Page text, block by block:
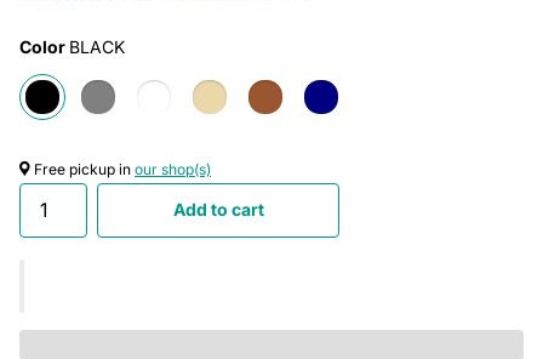
Color BLACK
Free pickup in our shop(s)
Add to cart